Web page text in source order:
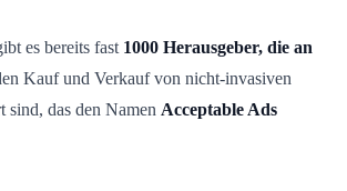
es bereits fast 1000 Herausgeber, die an
Kauf und Verkauf von nicht-invasiven
sind, das den Namen Acceptable Ads